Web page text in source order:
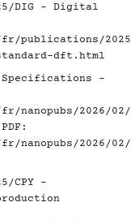
DIG - Digital
2025/
dft.html
-
2026/02/
PDF:
2026/02/
CPY -